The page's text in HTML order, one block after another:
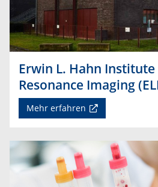
Erwin L. Hahn
Resonance Imaging
Mehr erfahren